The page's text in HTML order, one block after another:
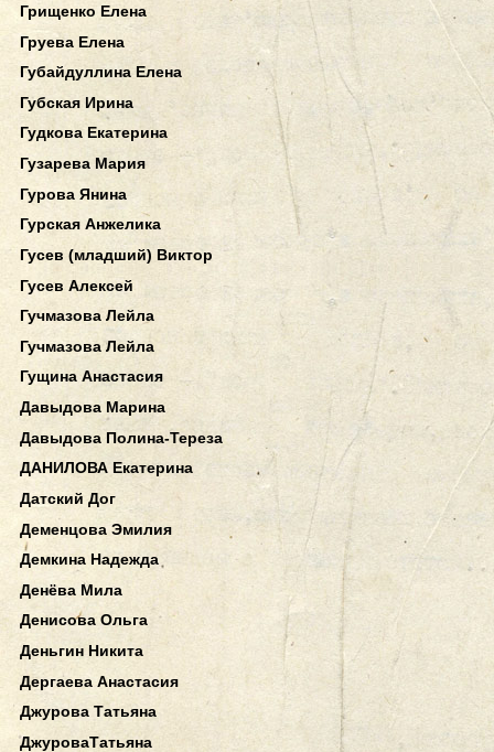
Грищенко Елена
Груева Елена
Губайдуллина Елена
Губская Ирина
Гудкова Екатерина
Гузарева Мария
Гурова Янина
Гурская Анжелика
Гусев (младший) Виктор
Гусев Алексей
Гучмазова Лейла
Гучмазова Лейла
Гущина Анастасия
Давыдова Марина
Давыдова Полина-Тереза
ДАНИЛОВА Екатерина
Датский Дог
Деменцова Эмилия
Демкина Надежда
Денёва Мила
Денисова Ольга
Деньгин Никита
Дергаева Анастасия
Джурова Татьяна
ДжуроваТатьяна